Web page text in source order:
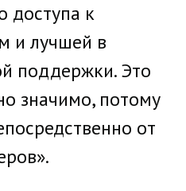
доступа к
и лучшей в
поддержки. Это
значимо, потому
от